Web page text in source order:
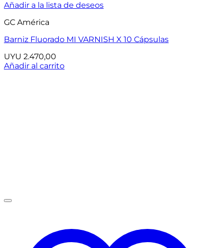
Añadir a la lista de deseos
GC América
Barniz Fluorado MI VARNISH X 10 Cápsulas
UYU 2.470,00
Añadir al carrito